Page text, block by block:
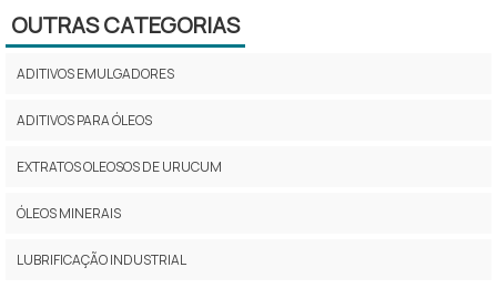
ADITIVO EMULGADOR INDUSTRIAL TÊXTIL FABRICANTE
OUTRAS CATEGORIAS
ADITIVOS EMULGADORES
ADITIVOS PARA ÓLEOS
EXTRATOS OLEOSOS DE URUCUM
ÓLEOS MINERAIS
LUBRIFICAÇÃO INDUSTRIAL